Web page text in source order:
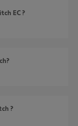
EC ?
?